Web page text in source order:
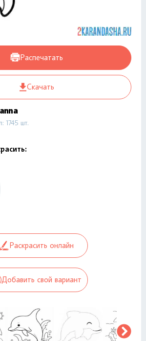
Распечатать
Скачать
1745 шт.
Раскрасить онлайн
Добавить свой вариант